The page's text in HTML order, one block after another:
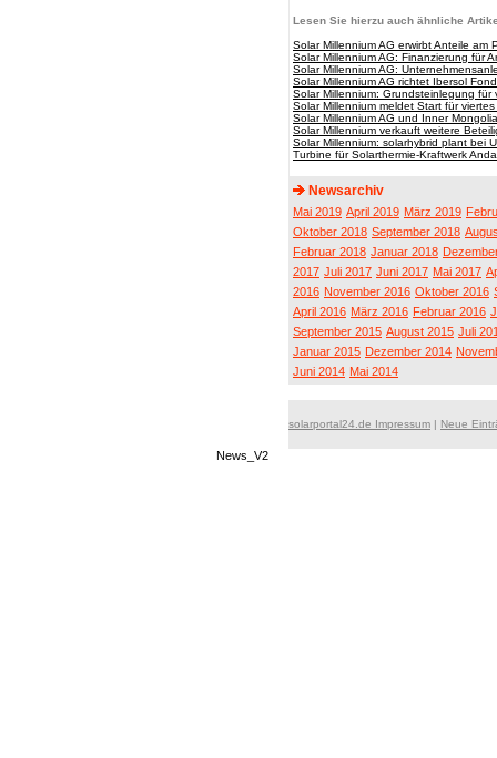
Lesen Sie hierzu auch ähnliche
Solar Millennium AG erwirbt Anteile am
Solar Millennium AG: Finanzierung für
Solar Millennium AG:
Solar Millennium AG richtet Ibersol
Solar Millennium: Grundsteinlegung
Solar Millennium meldet Start für
Solar Millennium AG und Inner
Solar Millennium verkauft weitere
Solar Millennium: solarhybrid plant bei
Turbine für Solarthermie-Kraftwerk
Newsarchiv
Mai 2019 April 2019 März 2019
Oktober 2018 September 2018
Februar 2018 Januar 2018
2017 Juli 2017 Juni 2017 Mai 2017
2016 November 2016 Oktober 2016
April 2016 März 2016 Februar 2016
September 2015 August 2015 Juli
Januar 2015 Dezember 2014
Juni 2014 Mai 2014
solarportal24.de Impressum | Neue
News_V2